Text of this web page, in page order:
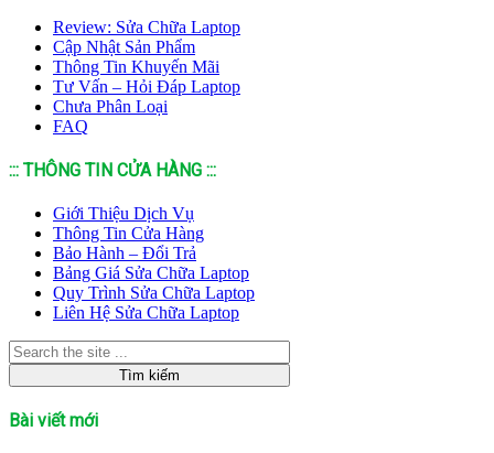
Review: Sửa Chữa Laptop
Cập Nhật Sản Phẩm
Thông Tin Khuyến Mãi
Tư Vấn – Hỏi Đáp Laptop
Chưa Phân Loại
FAQ
::: THÔNG TIN CỬA HÀNG :::
Giới Thiệu Dịch Vụ
Thông Tin Cửa Hàng
Bảo Hành – Đổi Trả
Bảng Giá Sửa Chữa Laptop
Quy Trình Sửa Chữa Laptop
Liên Hệ Sửa Chữa Laptop
Bài viết mới